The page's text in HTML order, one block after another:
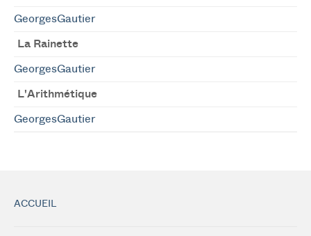
GeorgesGautier
La Rainette
GeorgesGautier
L'Arithmétique
GeorgesGautier
ACCUEIL